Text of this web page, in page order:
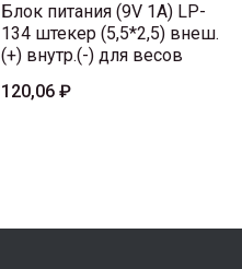
Блок питания (9V 1A) LP-
134 штекер (5,5*2,5) внеш.
(+) внутр.(-) для весов
120,06 ₽